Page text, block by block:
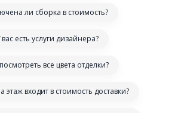
ли сборка в стоимость?
вас есть услуги дизайнера?
все цвета отделки?
этаж входит в стоимость доставки?